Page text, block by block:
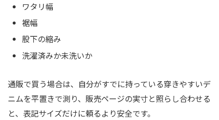
ワタリ幅
裾幅
股下の縮み
洗濯済みか未洗いか
通販で買う場合は、自分がすでに持っている穿きやすいデ
ニムを平置きで測り、販売ページの実寸と照らし合わせる
と、表記サイズだけに頼るより安全です。